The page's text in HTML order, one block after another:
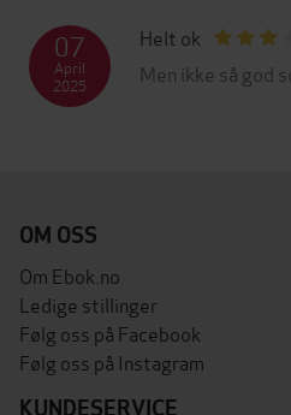
Helt ok
Men ikke så god
07
April
2025
OM OSS
Om Ebok.no
Ledige stillinger
Følg oss på Facebook
Følg oss på Instagram
KUNDESERVICE